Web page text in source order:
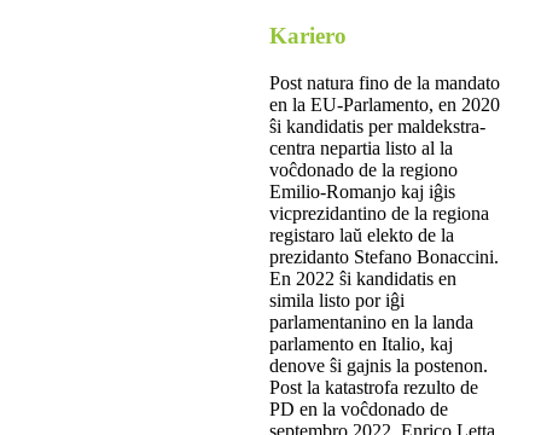
Kariero
Post natura fino de la mandato
en la EU-Parlamento, en 2020
ŝi kandidatis per maldekstra-
centra nepartia listo al la
voĉdonado de la regiono
Emilio-Romanjo kaj iĝis
vicprezidantino de la regiona
registaro laŭ elekto de la
prezidanto Stefano Bonaccini.
En 2022 ŝi kandidatis en
simila listo por iĝi
parlamentanino en la landa
parlamento en Italio, kaj
denove ŝi gajnis la postenon.
Post la katastrofa rezulto de
PD en la voĉdonado de
septembro 2022, Enrico Letta,